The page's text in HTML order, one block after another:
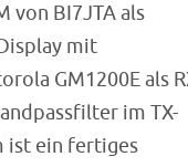
von BI7JTA als
mit
GM1200E als
im TX-
ist ein fertiges